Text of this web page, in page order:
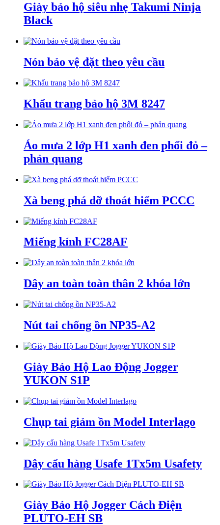
Giày bảo hộ siêu nhẹ Takumi Ninja
Black
Nón bảo vệ đặt theo yêu cầu
Khẩu trang bảo hộ 3M 8247
Áo mưa 2 lớp H1 xanh đen phối đỏ –
phản quang
Xà beng phá dỡ thoát hiểm PCCC
Miếng kính FC28AF
Dây an toàn toàn thân 2 khóa lớn
Nút tai chống ồn NP35-A2
Giày Bảo Hộ Lao Động Jogger
YUKON S1P
Chụp tai giảm ồn Model Interlago
Dây cẩu hàng Usafe 1Tx5m Usafety
Giày Bảo Hộ Jogger Cách Điện
PLUTO-EH SB